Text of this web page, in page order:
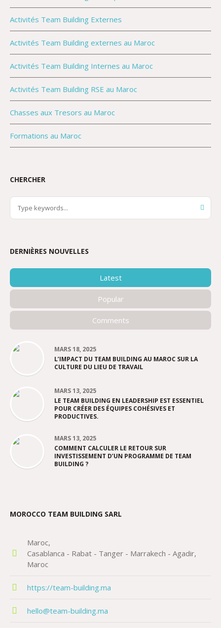
Activités Team Building Externes
Activités Team Building externes au Maroc
Activités Team Building Internes au Maroc
Activités Team Building RSE au Maroc
Chasses aux Tresors au Maroc
Formations au Maroc
CHERCHER
DERNIÈRES NOUVELLES
Latest
Popular
Comments
MARS 18, 2025
L’IMPACT DU TEAM BUILDING AU MAROC SUR LA
CULTURE DU LIEU DE TRAVAIL
MARS 13, 2025
LE TEAM BUILDING EN LEADERSHIP EST ESSENTIEL
POUR CRÉER DES ÉQUIPES COHÉSIVES ET
PRODUCTIVES.
MARS 13, 2025
COMMENT CALCULER LE RETOUR SUR
INVESTISSEMENT D’UN PROGRAMME DE TEAM
BUILDING ?
MOROCCO TEAM BUILDING SARL
Maroc
Casablanca - Rabat - Tanger - Marrakech - Agadir
Maroc
https://team-building.ma
hello@team-building.ma